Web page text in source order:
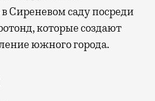
Сиреневом саду посреди
которые создают
южного города.